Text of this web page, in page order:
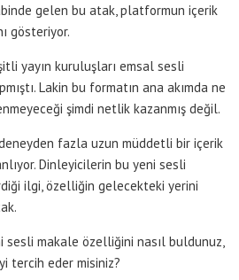
gelen bu atak, platformun içerik
gösteriyor.
yayın kuruluşları emsal sesli
Lakin bu formatın ana akımda ne
şimdi netlik kazanmış değil.
fazla uzun müddetli bir içerik
Dinleyicilerin bu yeni sesli
ilgi, özelliğin gelecekteki yerini
sesli makale özelliğini nasıl buldunuz,
tercih eder misiniz?